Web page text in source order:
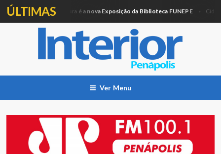
ÚLTIMAS
Artesanato e Pintura é a nova Exposição da Biblioteca FUNEPE Cidade
Ver Menu